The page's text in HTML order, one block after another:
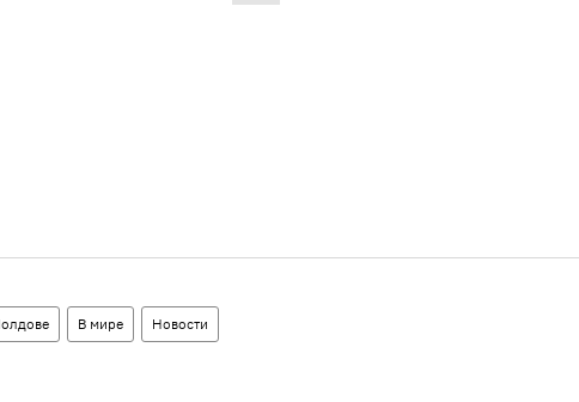
В мире Новости